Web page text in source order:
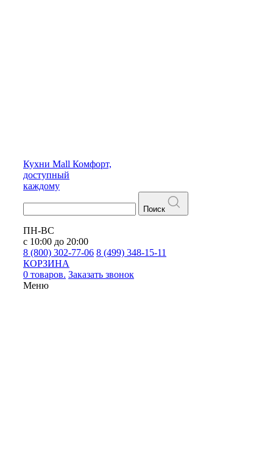
Кухни Mall Комфорт,
доступный
каждому
Поиск
ПН-ВС
с 10:00 до 20:00
8 (800) 302-77-06 8 (499) 348-15-11
КОРЗИНА
0 товаров. Заказать звонок
Меню